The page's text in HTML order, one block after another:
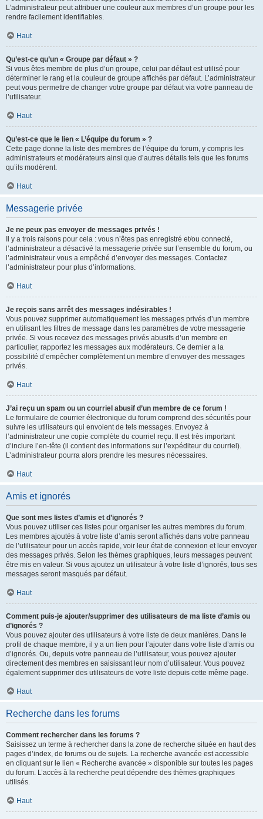
L’administrateur peut attribuer une couleur aux membres d’un groupe pour les
rendre facilement identifiables.
Haut
Qu’est-ce qu’un « Groupe par défaut » ?
Si vous êtes membre de plus d’un groupe, celui par défaut est utilisé pour
déterminer le rang et la couleur de groupe affichés par défaut. L’administrateur
peut vous permettre de changer votre groupe par défaut via votre panneau de
l’utilisateur.
Haut
Qu’est-ce que le lien « L’équipe du forum » ?
Cette page donne la liste des membres de l’équipe du forum, y compris les
administrateurs et modérateurs ainsi que d’autres détails tels que les forums
qu’ils modèrent.
Haut
Messagerie privée
Je ne peux pas envoyer de messages privés !
Il y a trois raisons pour cela : vous n’êtes pas enregistré et/ou connecté,
l’administrateur a désactivé la messagerie privée sur l’ensemble du forum, ou
l’administrateur vous a empêché d’envoyer des messages. Contactez
l’administrateur pour plus d’informations.
Haut
Je reçois sans arrêt des messages indésirables !
Vous pouvez supprimer automatiquement les messages privés d’un membre
en utilisant les filtres de message dans les paramètres de votre messagerie
privée. Si vous recevez des messages privés abusifs d’un membre en
particulier, rapportez les messages aux modérateurs. Ce dernier a la
possibilité d’empêcher complètement un membre d’envoyer des messages
privés.
Haut
J’ai reçu un spam ou un courriel abusif d’un membre de ce forum !
Le formulaire de courrier électronique du forum comprend des sécurités pour
suivre les utilisateurs qui envoient de tels messages. Envoyez à
l’administrateur une copie complète du courriel reçu. Il est très important
d’inclure l’en-tête (il contient des informations sur l’expéditeur du courriel).
L’administrateur pourra alors prendre les mesures nécessaires.
Haut
Amis et ignorés
Que sont mes listes d’amis et d’ignorés ?
Vous pouvez utiliser ces listes pour organiser les autres membres du forum.
Les membres ajoutés à votre liste d’amis seront affichés dans votre panneau
de l’utilisateur pour un accès rapide, voir leur état de connexion et leur envoyer
des messages privés. Selon les thèmes graphiques, leurs messages peuvent
être mis en valeur. Si vous ajoutez un utilisateur à votre liste d’ignorés, tous ses
messages seront masqués par défaut.
Haut
Comment puis-je ajouter/supprimer des utilisateurs de ma liste d’amis ou
d’ignorés ?
Vous pouvez ajouter des utilisateurs à votre liste de deux manières. Dans le
profil de chaque membre, il y a un lien pour l’ajouter dans votre liste d’amis ou
d’ignorés. Ou, depuis votre panneau de l’utilisateur, vous pouvez ajouter
directement des membres en saisissant leur nom d’utilisateur. Vous pouvez
également supprimer des utilisateurs de votre liste depuis cette même page.
Haut
Recherche dans les forums
Comment rechercher dans les forums ?
Saisissez un terme à rechercher dans la zone de recherche située en haut des
pages d’index, de forums ou de sujets. La recherche avancée est accessible
en cliquant sur le lien « Recherche avancée » disponible sur toutes les pages
du forum. L’accès à la recherche peut dépendre des thèmes graphiques
utilisés.
Haut